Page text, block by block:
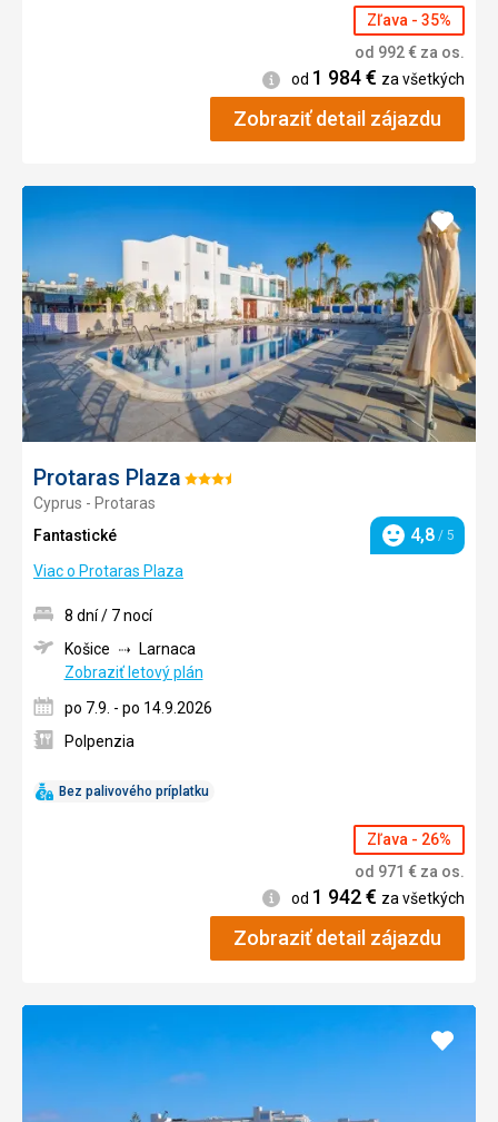
Zľava - 35%
od 992€ za os.
Informácie
od 1 984€ za všetkých
Zobraziť detail zájazdu
Protaras Plaza Hodnotenie:
Cyprus - Protaras
Fantastické
Hodnotenie
4,8 / 5
Viac o Protaras Plaza
Pridať
do
Bez palivového príplatku
8 dní / 7 nocí
Košice
Larnaca
Zobraziť letový plán
po 7.9. - po 14.9.2026
Polpenzia
Zľava - 26%
od 971 € za os.
Informácie
od 1 942€ za všetkých
Zobraziť detail zájazdu
Pridať